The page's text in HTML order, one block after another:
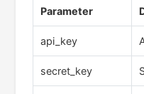
Parameter
api_key
secret_key